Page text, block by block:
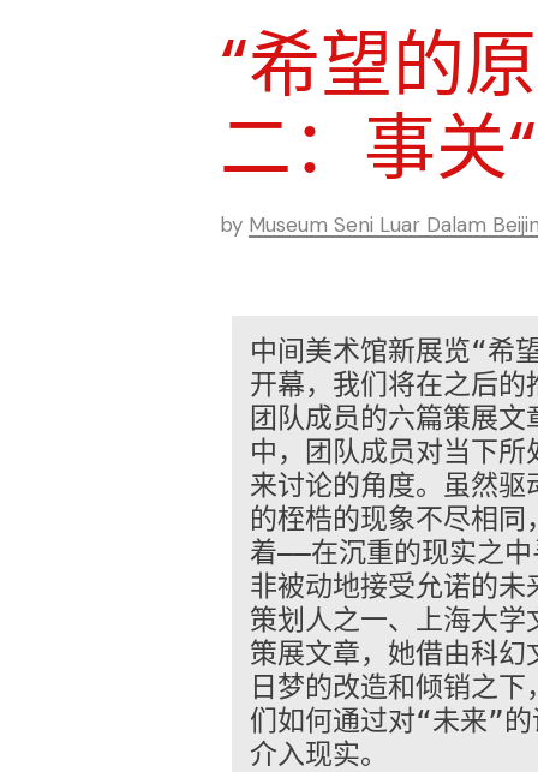
“希望的
二：事关
by Museum Seni Luar Dalam
中间美术馆新展览“希
开幕，我们将在之后
团队成员的六篇策展
中，团队成员对当下
来讨论的角度。虽然
的桎梏的现象不尽相
着——在沉重的现实之
非被动地接受允诺的
策划人之一、上海大
策展文章，她借由科
日梦的改造和倾销之
们如何通过对“未来”
介入现实。